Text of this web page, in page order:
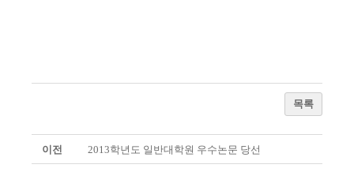
목록
이전 2013학년도 일반대학원 우수논문 당선